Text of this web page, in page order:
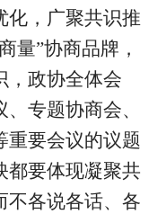
化，广聚共识推
量”协商品牌，
，政协全体会
专题协商会、
重要会议的议题
都要体现凝聚共
不各说各话、各